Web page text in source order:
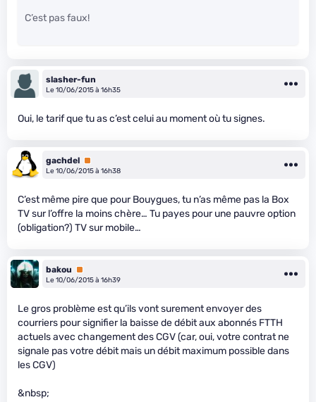
C’est pas faux!
slasher-fun
Le 10/06/2015 à 16h35
Oui, le tarif que tu as c’est celui au moment où tu signes.
gachdel Premium
Le 10/06/2015 à 16h38
C’est même pire que pour Bouygues, tu n’as même pas la Box
TV sur l’offre la moins chère… Tu payes pour une pauvre option
(obligation?) TV sur mobile…
bakou
Premium
Le 10/06/2015 à 16h39
Le gros problème est qu’ils vont surement envoyer des
courriers pour signifier la baisse de débit aux abonnés FTTH
actuels avec changement des CGV (car, oui, votre contrat ne
signale pas votre débit mais un débit maximum possible dans
les CGV)
&nbsp;